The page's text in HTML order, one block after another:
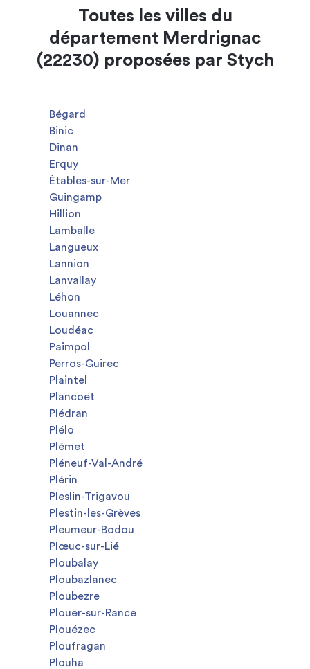
Toutes les villes du
département Merdrignac
(22230) proposées par Stych
Bégard
Binic
Dinan
Erquy
Étables-sur-Mer
Guingamp
Hillion
Lamballe
Langueux
Lannion
Lanvallay
Léhon
Louannec
Loudéac
Paimpol
Perros-Guirec
Plaintel
Plancoët
Plédran
Plélo
Plémet
Pléneuf-Val-André
Plérin
Pleslin-Trigavou
Plestin-les-Grèves
Pleumeur-Bodou
Plœuc-sur-Lié
Ploubalay
Ploubazlanec
Ploubezre
Plouër-sur-Rance
Plouézec
Ploufragan
Plouha